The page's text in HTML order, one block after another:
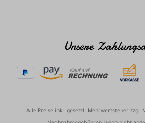
Unsere
Alle Preise inkl. gesetzl. Mehrwertsteuer zzgl.